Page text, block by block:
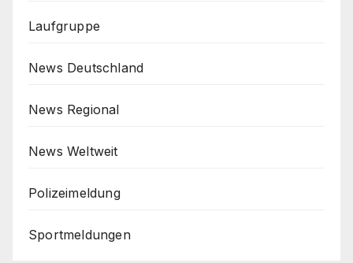
Laufgruppe
News Deutschland
News Regional
News Weltweit
Polizeimeldung
Sportmeldungen